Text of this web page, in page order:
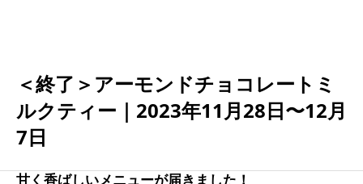
＜終了＞アーモンドチョコレートミ
ルクティー｜2023年11月28日〜12月
7日
甘く香ばしいメニューが届きました！